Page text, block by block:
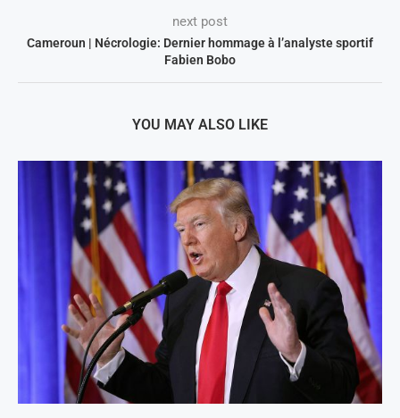
next post
Cameroun | Nécrologie: Dernier hommage à l’analyste sportif
Fabien Bobo
YOU MAY ALSO LIKE